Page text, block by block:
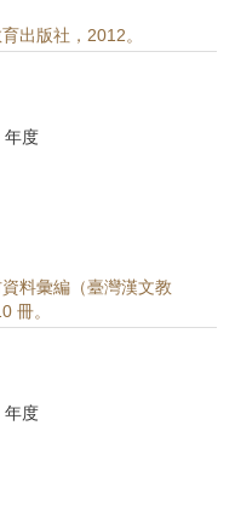
出版社，2012。
年度
料彙編（臺灣漢文教
冊。
年度